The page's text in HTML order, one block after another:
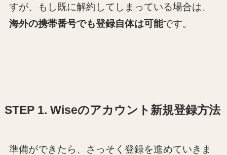
すが、もし既に解約してしまっている場合は、
海外の携帯番号でも登録自体は可能です。
STEP 1. Wiseのアカウント新規登録方法
準備ができたら、さっそく登録を進めていきま